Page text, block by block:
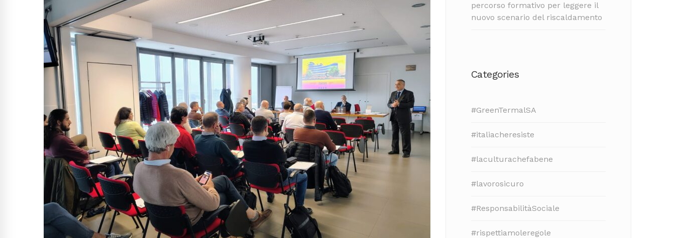
percorso formativo per leggere il
nuovo scenario del riscaldamento
Categories
#GreenTermalSA
#italiacheresiste
#laculturachefabene
#lavorosicuro
#ResponsabilitàSociale
#rispettiamoleregole